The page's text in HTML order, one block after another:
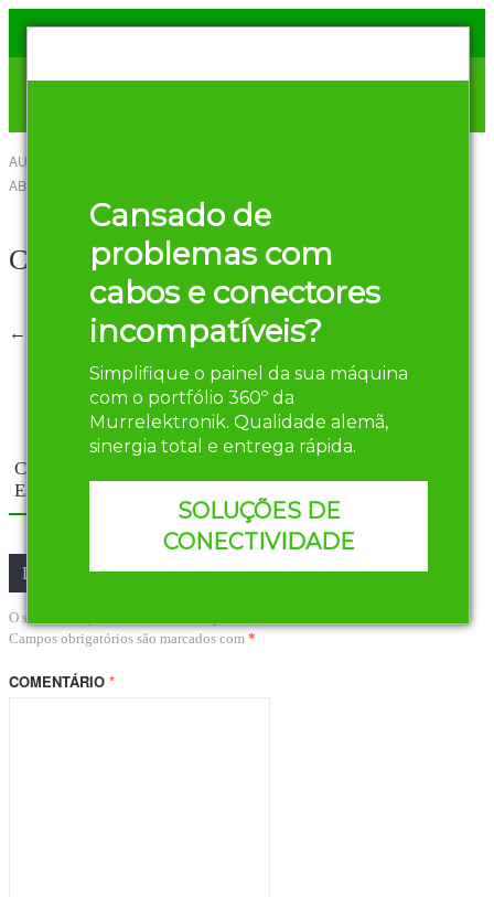
Cansado de
problemas com
cabos e conectores
incompatíveis?
Simplifique o painel da sua máquina
com o portfólio 360º da
Murrelektronik. Qualidade alemã,
sinergia total e entrega rápida.
SOLUÇÕES DE
CONECTIVIDADE
AUTOR
ABRIL DE 2016
Compartilhar Twitter Facebook
Capturar
← Anterior Próximo →
Componentes Sensíveis no Painel
Elétrico
Componentes Sensíveis no Painel
Elétrico
Deixe um comentário
O seu endereço de e-mail não será publicado.
Campos obrigatórios são marcados com *
COMENTÁRIO *